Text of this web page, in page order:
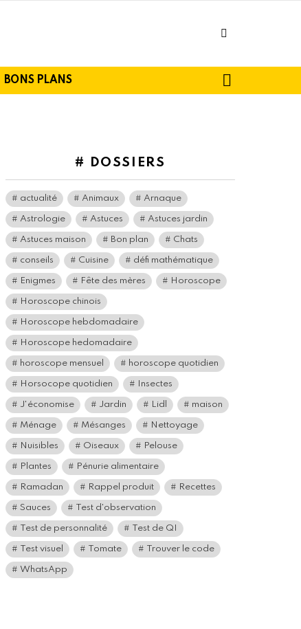
BONS PLANS
# DOSSIERS
actualité Animaux Arnaque
Astrologie Astuces Astuces jardin
Astuces maison Bon plan Chats
conseils Cuisine défi mathématique
Enigmes Fête des mères Horoscope
Horoscope chinois
Horoscope hebdomadaire
Horoscope hedomadaire
horoscope mensuel horoscope quotidien
Horsocope quotidien Insectes
J'économise Jardin Lidl maison
Ménage Mésanges Nettoyage
Nuisibles Oiseaux Pelouse
Plantes Pénurie alimentaire
Ramadan Rappel produit Recettes
Sauces Test d'observation
Test de personnalité Test de QI
Test visuel Tomate Trouver le code
WhatsApp